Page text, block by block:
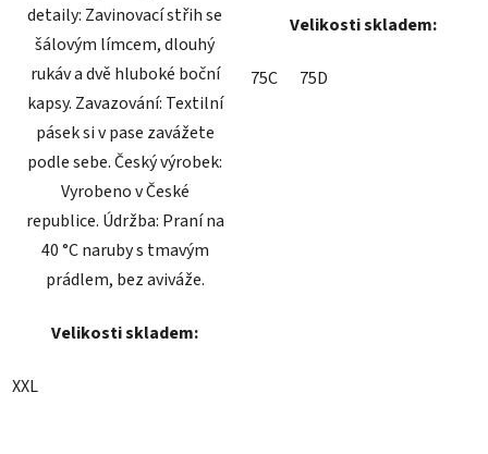
detaily: Zavinovací střih se
šálovým límcem, dlouhý
rukáv a dvě hluboké boční
kapsy. Zavazování: Textilní
pásek si v pase zavážete
podle sebe. Český výrobek:
Vyrobeno v České
republice. Údržba: Praní na
40 °C naruby s tmavým
prádlem, bez aviváže.
Velikosti skladem:
XXL
Velikosti skladem:
75C 75D